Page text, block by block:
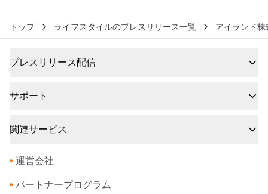
トップ ライフスタイルのプレスリリース一覧 アイランド株
プレスリリース配信
サポート
関連サービス
• 運営会社
• パートナープログラム